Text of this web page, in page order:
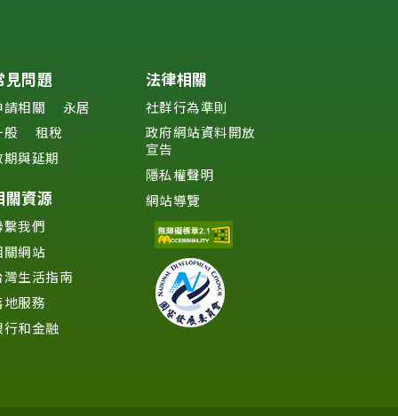
見問題
請相關
永居
般
租稅
期與延期
關資源
繫我們
關網站
灣生活指南
地服務
行和金融
法律相關
社群行為準則
政府網站資料開放
宣告
隱私權聲明
網站導覽